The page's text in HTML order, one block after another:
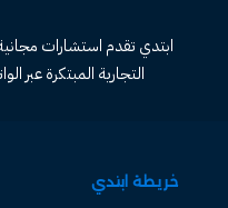
ابتدي تقدم استشارات
التجارية المبتكرة عبر الواتس آب
خريطة ابتدي